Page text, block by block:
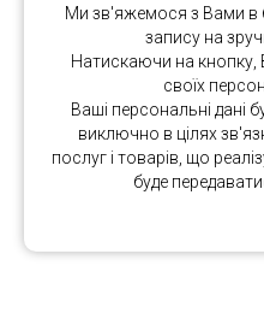
Ми зв'яжемося з Вами в
запису на
Натискаючи на кнопку,
своїх
Ваші персональні дані
виключно в цілях
послуг і товарів, що
буде